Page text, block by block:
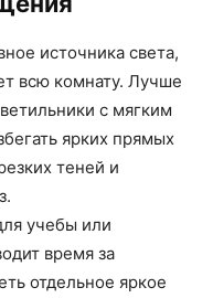
источника света,
всю комнату. Лучше
с мягким
ярких прямых
теней и
учебы или
время за
отдельное яркое